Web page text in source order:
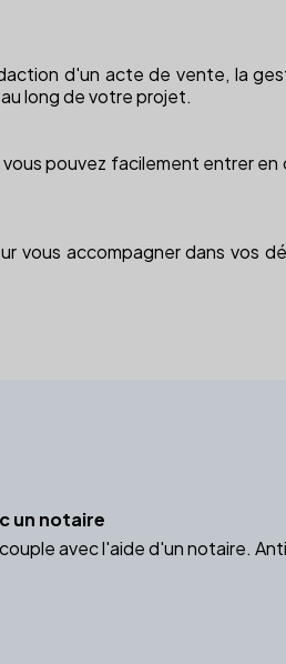
d'un acte de vente, la
long de votre projet.
pouvez facilement entrer
vous accompagner dans vos
un notaire
avec l'aide d'un notaire.